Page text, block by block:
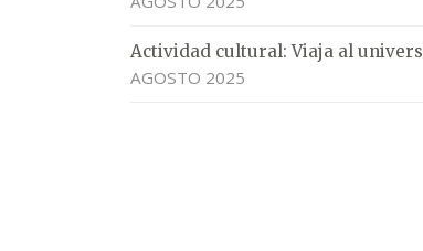
Actividad cultural: Viaja al
AGOSTO 2025